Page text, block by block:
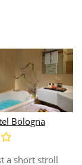
Bologna
a short stroll